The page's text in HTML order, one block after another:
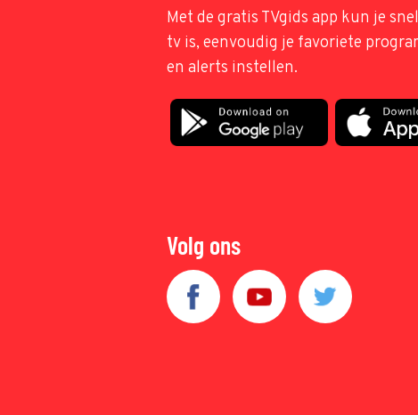
Met de gratis TVgids app kun je
tv is, eenvoudig je favoriete
en alerts instellen.
Volg ons